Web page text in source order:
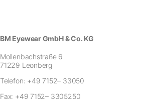
BM Eyewear GmbH & Co. KG
Mollenbachstraße 6
71229 Leonberg
Telefon: +49 7152– 33050
Fax: +49 7152– 3305250